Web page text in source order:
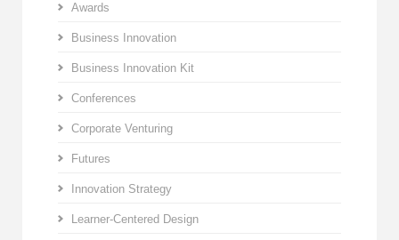
Awards
Business Innovation
Business Innovation Kit
Conferences
Corporate Venturing
Futures
Innovation Strategy
Learner-Centered Design